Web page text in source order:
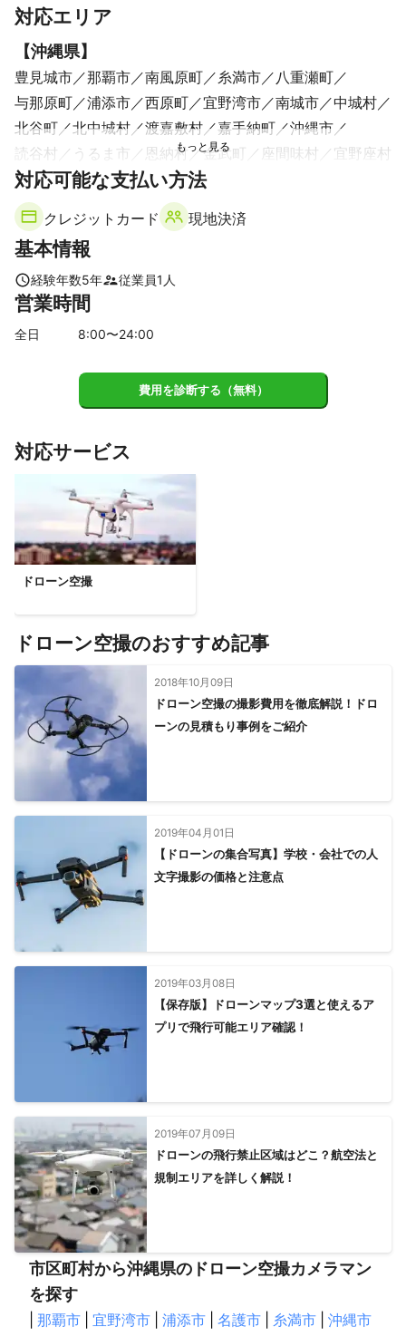
対応エリア
【沖縄県】
豊見城市 那覇市 南風原町 糸満市
八重瀬町
与那原町
浦添市 西原町 宜野湾市 南城市
中城村
北谷町
北中城村 渡嘉敷村 嘉手納町
沖縄市
読谷村
うるま市 恩納村 金武町 座間味村 宜野座村
対応可能な支払い方法
クレジットカード 現地決済
基本情報
経験年数5年 従業員1 人
営業時間
全日 8:00〜24:00
費用を診断する（無料）
対応サービス
ドローン空撮
ドローン空撮のおすすめ記事
2018年10月09日
ドローン空撮の撮影費用を徹底解説！ドロ
ーンの見積もり事例をご紹介
2019年04月01日
【ドローンの集合写真】学校・会社での人
文字撮影の価格と注意点
2019年03月08日
【保存版】ドローンマップ3選と使えるア
プリで飛行可能エリア確認！
2019年07月09日
ドローンの飛行禁止区域はどこ？航空法と
規制エリアを詳しく解説！
市区町村から沖縄県のドローン空撮カメラマン
を探す
那覇市 宜野湾市 浦添市 名護市 糸満市
沖縄市